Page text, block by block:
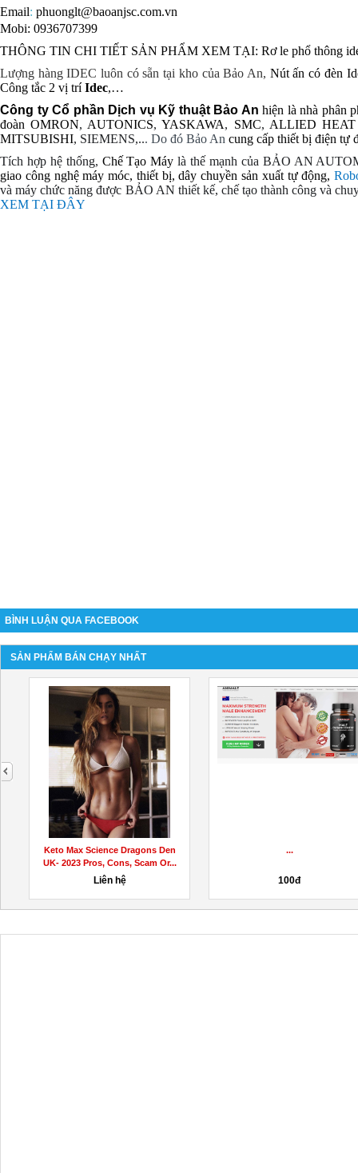
Email: phuonglt@baoanjsc.com.vn
Mobi: 0936707399
THÔNG TIN CHI TIẾT SẢN PHẨM XEM TẠI: Rơ le phổ thông
Lượng hàng IDEC luôn có sẵn tại kho của Bảo An, Nút ấn có đèn
Công tắc 2 vị tríIdec,…
Công ty Cổ phần Dịch vụ Kỹ thuật Bảo An hiện là nhà phân
đoànOMRON, AUTONICS,YASKAWA, SMC, ALLIED HEAT
MITSUBISHI, SIEMENS,... Do đó Bảo An cung cấp thiết bị điện tự
Tích hợp hệ thống, Chế Tạo Máy là thế mạnh của BẢO AN
giao công nghệ máy móc, thiết bị, dây chuyền sản xuất tự động,
và máy chức năng được BẢO AN thiết kế, chế tạo thành công và
XEM TẠI ĐÂY
BÌNH LUẬN QUA FACEBOOK
SẢN PHẨM BÁN CHẠY NHẤT
Keto Max Science Dragons Den
UK- 2023 Pros, Cons, Scam Or...
Liên hệ
...
100đ
next